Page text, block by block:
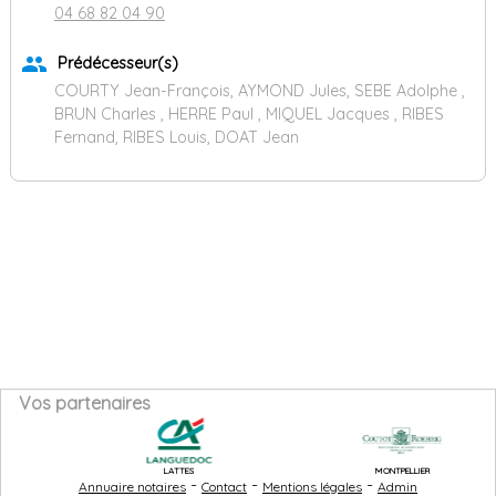
04 68 82 04 90
group
Prédécesseur(s)
COURTY Jean-François, AYMOND Jules, SEBE Adolphe ,
BRUN Charles , HERRE Paul , MIQUEL Jacques , RIBES
Fernand, RIBES Louis, DOAT Jean
Vos partenaires
LATTES MONTPELLIER
Annuaire notaires - Contact - Mentions légales - Admin